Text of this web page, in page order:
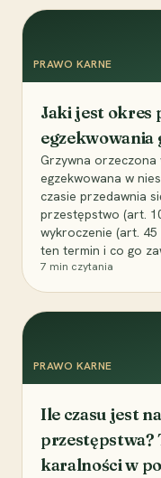
PRAWO KARNE
Jaki jest okres
egzekwowania
Grzywna orzeczona
egzekwowana w
czasie przedawnia
przestępstwo (art.
wykroczenie (art.
ten termin i co go
7 min czytania
PRAWO KARNE
Ile czasu jest
przestępstwa?
karalności w